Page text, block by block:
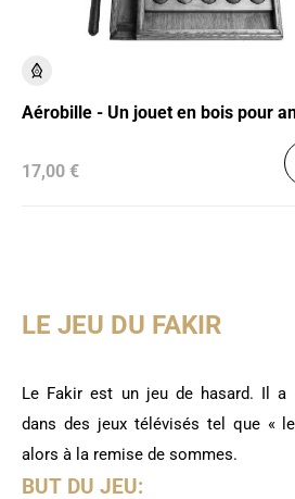
Aérobille - Un jouet en bois pour
17,00 €
LE JEU DU FAKIR
Le Fakir est un jeu de hasard. Il a
dans des jeux télévisés tel que «
alors à la remise de sommes.
BUT DU JEU: